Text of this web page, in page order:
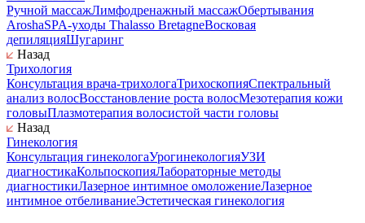
Ручной массажЛимфодренажный массажОбертывания
AroshaSPA-уходы Thalasso BretagneВосковая
депиляцияШугаринг
Назад
Трихология
Консультация врача-трихологаТрихоскопияСпектральный
анализ волосВосстановление роста волосМезотерапия кожи
головыПлазмотерапия волосистой части головы
Назад
Гинекология
Консультация гинекологаУрогинекологияУЗИ
диагностикаКольпоскопияЛабораторные методы
диагностикиЛазерное интимное омоложениеЛазерное
интимное отбеливаниеЭстетическая гинекология